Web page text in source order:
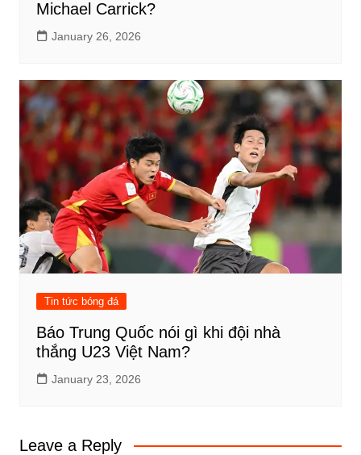
Michael Carrick?
January 26, 2026
Tin tức bóng đá
Báo Trung Quốc nói gì khi đội nhà
thắng U23 Việt Nam?
January 23, 2026
Leave a Reply